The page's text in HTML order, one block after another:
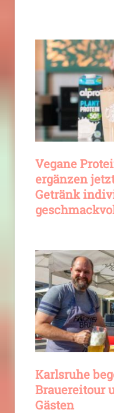
Vegane
ergänzen
Getränk
Karlsruhe
Brauereitour
Gästen